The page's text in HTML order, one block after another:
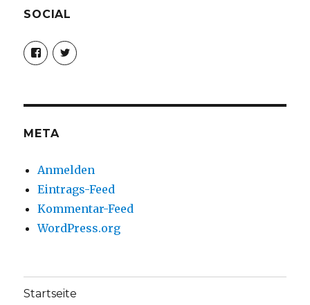
SOCIAL
Profil
von
christoph.fleischer1
anzeigen
Profil
von
anzeigen
META
Anmelden
Eintrags-Feed
Kommentar-Feed
WordPress.org
Startseite